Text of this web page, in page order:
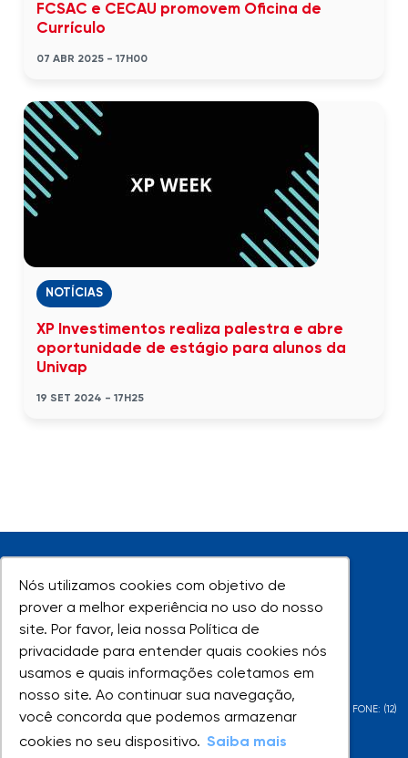
Nós utilizamos cookies com objetivo de
prover a melhor experiência no uso do nosso
site. Por favor, leia nossa Política de
privacidade para entender quais cookies nós
usamos e quais informações coletamos em
nosso site. Ao continuar sua navegação,
você concorda que podemos armazenar
cookies no seu dispositivo. Saiba mais
Nós utilizamos cookies com objetivo de
prover a melhor experiência no uso do nosso
site. Por favor, leia nossa Política de
privacidade para entender quais cookies nós
usamos e quais informações coletamos em
nosso site. Ao continuar sua navegação,
você concorda que podemos armazenar
cookies no seu dispositivo. Saiba mais
FCSAC e CECAU promovem Oficina de
Currículo
07 ABR 2025 - 17H00
NOTÍCIAS
XP Investimentos realiza palestra e abre
oportunidade de estágio para alunos da
Univap
19 SET 2024 - 17H25
UNIVAP - Todos os direitos reservados
AV. SHISHIMA HIFUMI, 2911 - URBANOVA - SÃO JOSÉ DOS CAMPOS - SP - FONE: (12)